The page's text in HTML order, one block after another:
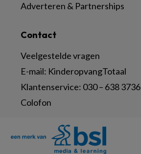
Contact
Veelgestelde vragen
E-mail: KinderopvangTotaal
Klantenservice: 030 – 638 3736
Colofon
Adverteren & Partnerships